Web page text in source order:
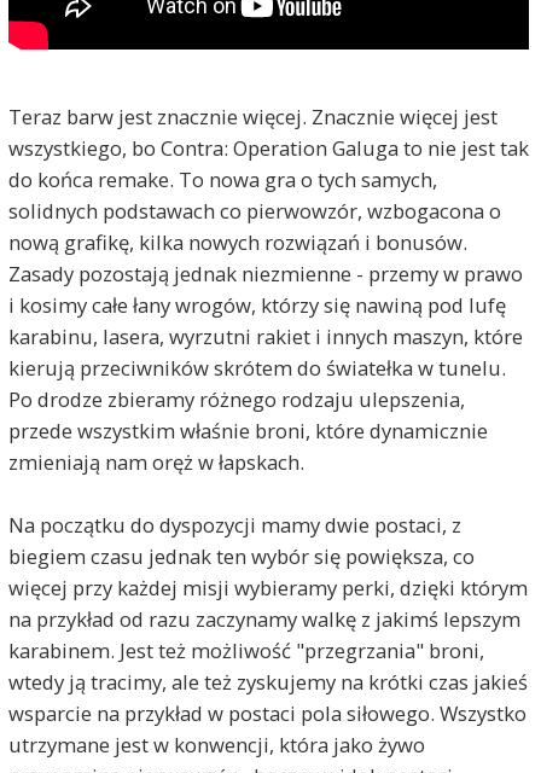
Teraz barw jest znacznie więcej. Znacznie więcej jest
wszystkiego, bo Contra: Operation Galuga to nie jest tak
do końca remake. To nowa gra o tych samych,
solidnych podstawach co pierwowzór, wzbogacona o
nową grafikę, kilka nowych rozwiązań i bonusów.
Zasady pozostają jednak niezmienne - przemy w prawo
i kosimy całe łany wrogów, którzy się nawiną pod lufę
karabinu, lasera, wyrzutni rakiet i innych maszyn, które
kierują przeciwników skrótem do światełka w tunelu.
Po drodze zbieramy różnego rodzaju ulepszenia,
przede wszystkim właśnie broni, które dynamicznie
zmieniają nam oręż w łapskach.
Na początku do dyspozycji mamy dwie postaci, z
biegiem czasu jednak ten wybór się powiększa, co
więcej przy każdej misji wybieramy perki, dzięki którym
na przykład od razu zaczynamy walkę z jakimś lepszym
karabinem. Jest też możliwość "przegrzania" broni,
wtedy ją tracimy, ale też zyskujemy na krótki czas jakieś
wsparcie na przykład w postaci pola siłowego. Wszystko
utrzymane jest w konwencji, która jako żywo